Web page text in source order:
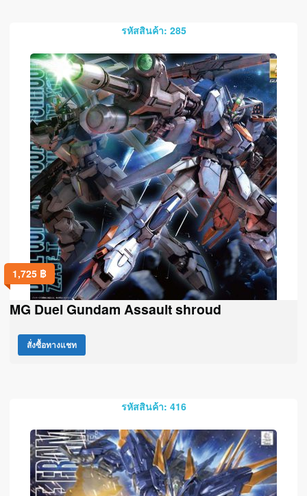
รหัสสินค้า: 285
1,725 ฿
MG Duel Gundam Assault shroud
สั่งซื้อทางแชท
รหัสสินค้า: 416